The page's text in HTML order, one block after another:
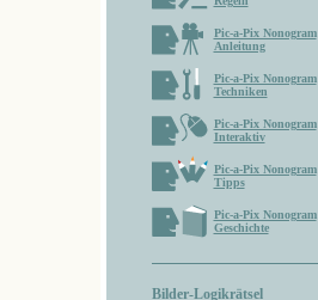
Pic-a-Pix Nonogram
Anleitung
Pic-a-Pix Nonogram
Techniken
Pic-a-Pix Nonogram
Interaktiv
Pic-a-Pix Nonogram
Tipps
Pic-a-Pix Nonogram
Geschichte
Bilder-Logikrätsel